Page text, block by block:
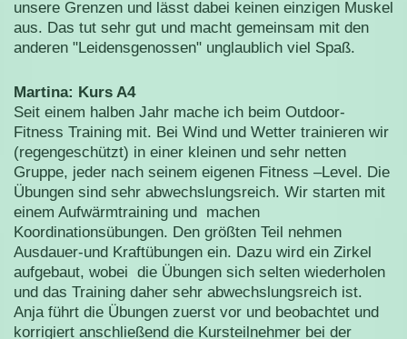
unsere Grenzen und lässt dabei keinen einzigen Muskel
aus. Das tut sehr gut und macht gemeinsam mit den
anderen "Leidensgenossen" unglaublich viel Spaß.
Martina: Kurs A4
Seit einem halben Jahr mache ich beim Outdoor-
Fitness Training mit. Bei Wind und Wetter trainieren wir
(regengeschützt) in einer kleinen und sehr netten
Gruppe, jeder nach seinem eigenen Fitness –Level. Die
Übungen sind sehr abwechslungsreich. Wir starten mit
einem Aufwärmtraining und machen
Koordinationsübungen. Den größten Teil nehmen
Ausdauer-und Kraftübungen ein. Dazu wird ein Zirkel
aufgebaut, wobei die Übungen sich selten wiederholen
und das Training daher sehr abwechslungsreich ist.
Anja führt die Übungen zuerst vor und beobachtet und
korrigiert anschließend die Kursteilnehmer bei der